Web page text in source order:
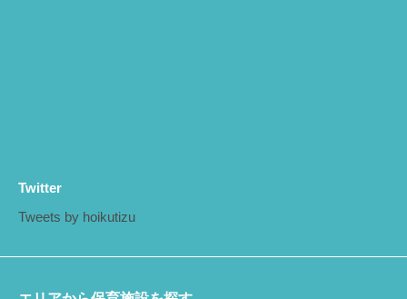
Twitter
Tweets by hoikutizu